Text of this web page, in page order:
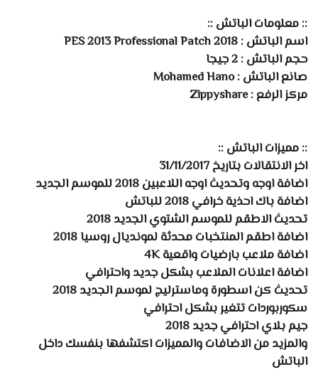
:: معلومات الباتش ::
اسم الباتش : PES 2013 Professional Patch 2018
حجم الباتش : 2 جيجا
صانع الباتش : Mohamed Hano
مركز الرفع : Zippyshare
:: مميزات الباتش ::
اخر الانتقالات بتاريخ 31/11/2017
اضافة اوجه وتحديث اوجه اللاعبين 2018 للموسم الجديد
اضافة باك احذية خرافي 2018 للباتش
تحديث الاطقم للموسم الشتوي الجديد 2018
اضافة اطقم المنتخبات محدثة لمونديال روسيا 2018
اضافة ملاعب بارضيات واقعية 4K
اضافة اعلانات الملاعب بشكل جديد واحترافي
تحديث كن اسطورة وماسترليج لموسم الجديد 2018
سكوربوردات تتغير بشكل احترافي
جيم بلاي احترافي جديد 2018
والمزيد من الاضافات والمميزات اكتشفها بنفسك داخل
الباتش